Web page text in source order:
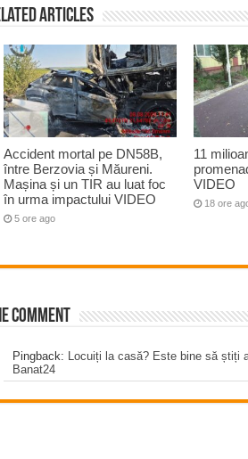
Articles
Accident mortal pe DN58B,
între Berzovia și Măureni.
Mașina și un TIR au luat foc
în urma impactului VIDEO
5 ore ago
11
VIDEO
18 ore
comment
Pingback: Locuiți la casă? Este bine să știți
Banat24